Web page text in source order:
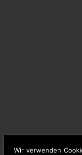
Wir verwenden